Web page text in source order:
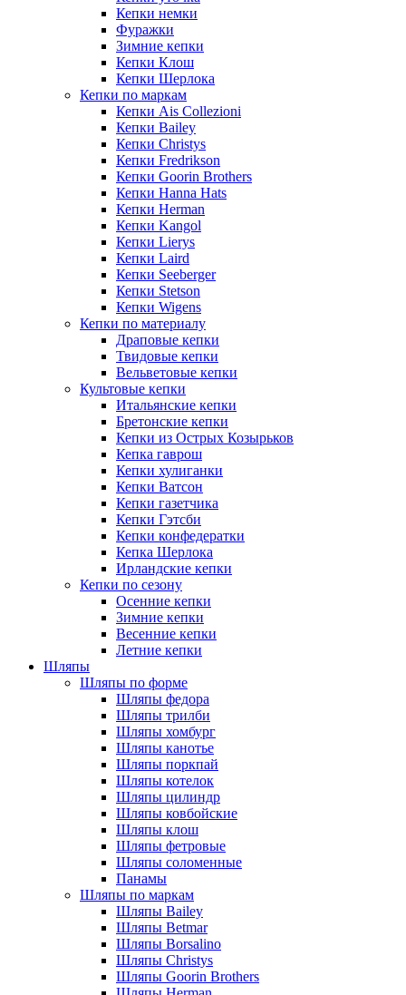
Кепки немки
Фуражки
Зимние кепки
Кепки Клош
Кепки Шерлока
Кепки по маркам
Кепки Ais Collezioni
Кепки Bailey
Кепки Christys
Кепки Fredrikson
Кепки Goorin Brothers
Кепки Hanna Hats
Кепки Herman
Кепки Kangol
Кепки Lierys
Кепки Laird
Кепки Seeberger
Кепки Stetson
Кепки Wigens
Кепки по материалу
Драповые кепки
Твидовые кепки
Вельветовые кепки
Культовые кепки
Итальянские кепки
Бретонские кепки
Кепки из Острых Козырьков
Кепка гаврош
Кепки хулиганки
Кепки Ватсон
Кепки газетчика
Кепки Гэтсби
Кепки конфедератки
Кепка Шерлока
Ирландские кепки
Кепки по сезону
Осенние кепки
Зимние кепки
Весенние кепки
Летние кепки
Шляпы
Шляпы по форме
Шляпы федора
Шляпы трилби
Шляпы хомбург
Шляпы канотье
Шляпы поркпай
Шляпы котелок
Шляпы цилиндр
Шляпы ковбойские
Шляпы клош
Шляпы фетровые
Шляпы соломенные
Панамы
Шляпы по маркам
Шляпы Bailey
Шляпы Betmar
Шляпы Borsalino
Шляпы Christys
Шляпы Goorin Brothers